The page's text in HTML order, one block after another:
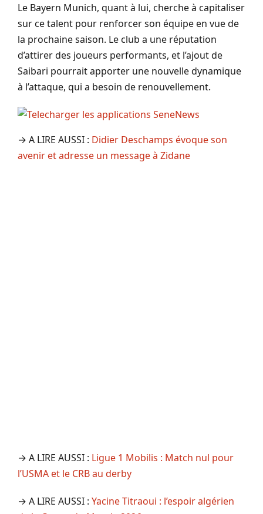
Le Bayern Munich, quant à lui, cherche à capitaliser
sur ce talent pour renforcer son équipe en vue de
la prochaine saison. Le club a une réputation
d’attirer des joueurs performants, et l’ajout de
Saibari pourrait apporter une nouvelle dynamique
à l’attaque, qui a besoin de renouvellement.
→ A LIRE AUSSI : Didier Deschamps évoque son
avenir et adresse un message à Zidane
→ A LIRE AUSSI : Ligue 1 Mobilis : Match nul pour
l’USMA et le CRB au derby
→ A LIRE AUSSI : Yacine Titraoui : l’espoir algérien